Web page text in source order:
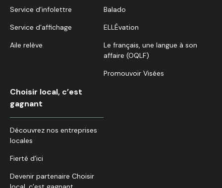
Service d’infolettre
Service d’affichage
Aile relève
Balado
ELLÉvation
Le français, une langue à son
affaire (OQLF)
Promouvoir Visées
Choisir local, c’est
gagnant
Découvrez nos entreprises
locales
Fierté d’ici
Devenir partenaire Choisir